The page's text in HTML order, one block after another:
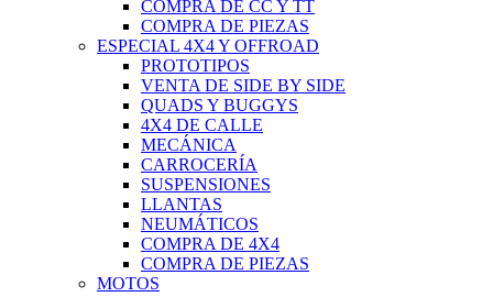
COMPRA DE CC Y TT
COMPRA DE PIEZAS
ESPECIAL 4X4 Y OFFROAD
PROTOTIPOS
VENTA DE SIDE BY SIDE
QUADS Y BUGGYS
4X4 DE CALLE
MECÁNICA
CARROCERÍA
SUSPENSIONES
LLANTAS
NEUMÁTICOS
COMPRA DE 4X4
COMPRA DE PIEZAS
MOTOS